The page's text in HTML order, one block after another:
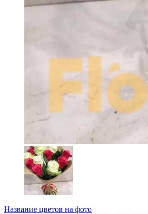
Название цветов на фото